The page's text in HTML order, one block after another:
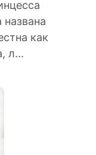
как
л...